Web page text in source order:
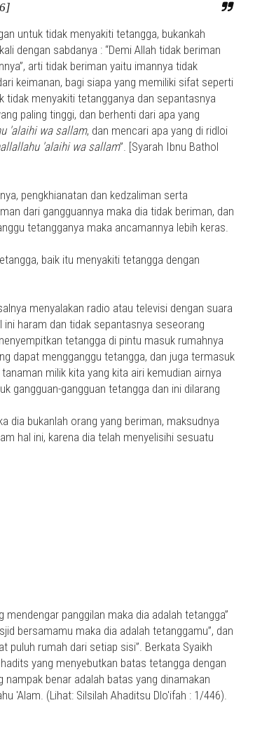
untuk tidak menyakiti tetangga, bukankah
dengan sabdanya : “Demi Allah tidak beriman
arti tidak beriman yaitu imannya tidak
keimanan, bagi siapa yang memiliki sifat seperti
tidak menyakiti tetangganya dan sepantasnya
paling tinggi, dan berhenti dari apa yang
'alaihi wa sallam, dan mencari apa yang di ridloi
'alaihi wa sallam”. [Syarah Ibnu Bathol
pengkhianatan dan kedzaliman serta
dari gangguannya maka dia tidak beriman, dan
tetangganya maka ancamannya lebih keras.
baik itu menyakiti tetangga dengan
menyalakan radio atau televisi dengan suara
haram dan tidak sepantasnya seseorang
tetangga di pintu masuk rumahnya
dapat mengganggu tetangga, dan juga termasuk
milik kita yang kita airi kemudian airnya
gangguan-gangguan tetangga dan ini dilarang
dia bukanlah orang yang beriman, maksudnya
hal ini, karena dia telah menyelisihi sesuatu
mendengar panggilan maka dia adalah tetangga”
bersamamu maka dia adalah tetanggamu”, dan
puluh rumah dari setiap sisi”. Berkata Syaikh
yang menyebutkan batas tetangga dengan
benar adalah batas yang dinamakan
'Alam. (Lihat: Silsilah Ahaditsu Dlo'ifah : 1/446).